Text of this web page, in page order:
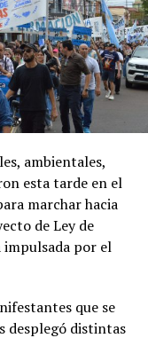
ambientales,
esta tarde en el
marchar hacia
de Ley de
por el
que se
desplegó distintas